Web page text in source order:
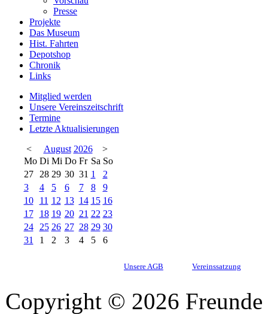
Presse
Projekte
Das Museum
Hist. Fahrten
Depotshop
Chronik
Links
Mitglied werden
Unsere Vereinszeitschrift
Termine
Letzte Aktualisierungen
<
August 2026
>
Mo Di Mi Do Fr Sa So
27
28 29 30 31 1
2
3
4 5 6 7 8
9
10
11 12 13 14 15 16
17
18 19 20 21 22 23
24
25 26 27 28 29 30
31
1 2 3 4 5 6
Unsere AGB Vereinssatzung
Copyright © 2026